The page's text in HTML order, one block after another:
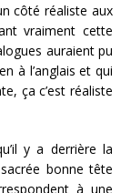
côté réaliste aux
vraiment cette
auraient pu
à l’anglais et qui
ça c’est réaliste
y a derrière la
bonne tête
à une